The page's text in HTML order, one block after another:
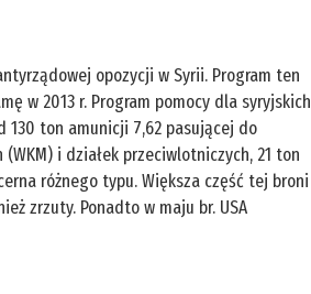
opozycji w Syrii. Program ten
w 2013 r. Program pomocy dla syryjskich
130 ton amunicji 7,62 pasującej do
i działek przeciwlotniczych, 21 ton
różnego typu. Większa część tej broni
zrzuty. Ponadto w maju br. USA